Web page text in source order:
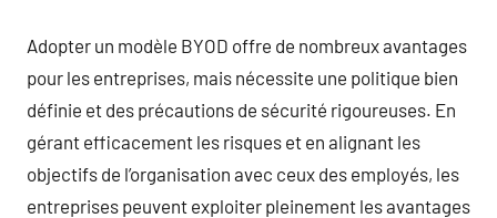
Adopter un modèle BYOD offre de nombreux avantages
pour les entreprises, mais nécessite une politique bien
définie et des précautions de sécurité rigoureuses. En
gérant efficacement les risques et en alignant les
objectifs de l’organisation avec ceux des employés, les
entreprises peuvent exploiter pleinement les avantages